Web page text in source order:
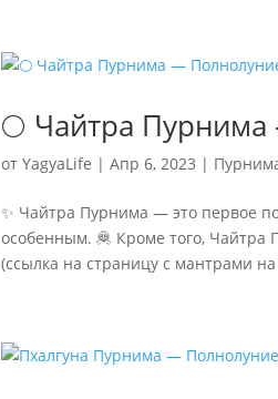
🌕 Чайтра
отYagyaLife |Апр 6, 2023 |
✨ Чайтра Пурнима — это первое
особенным. 🦧 Кроме того,
(ссылка на страницу с мантрами